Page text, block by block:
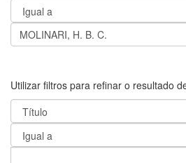
Utilizar filtros para refinar o resultado